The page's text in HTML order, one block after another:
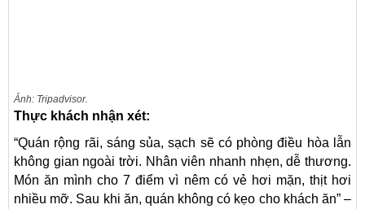
Ảnh: Tripadvisor.
Thực khách nhận xét:
“Quán rộng rãi, sáng sủa, sạch sẽ có phòng điều hòa lẫn
không gian ngoài trời. Nhân viên nhanh nhẹn, dễ thương.
Món ăn mình cho 7 điểm vì nêm có vẻ hơi mặn, thịt hơi
nhiều mỡ. Sau khi ăn, quán không có kẹo cho khách ăn” –